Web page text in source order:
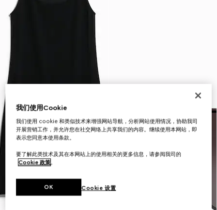
我们使用Cookie
我们使用 cookie 和类似技术来增强网站导航，分析网站使用情况，协助我司
开展营销工作，并允许您在社交网络上共享我们的内容。继续使用本网站，即
表示您同意本使用条款。
要了解此类技术及其在本网站上的使用相关的更多信息，请参阅我司的
Cookie 政策。
Cookie 设置
OK